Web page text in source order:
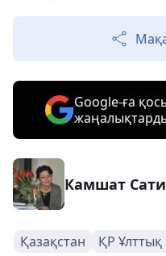
Google-ға
Камшат
Қазақстан ҚР Ұлттық